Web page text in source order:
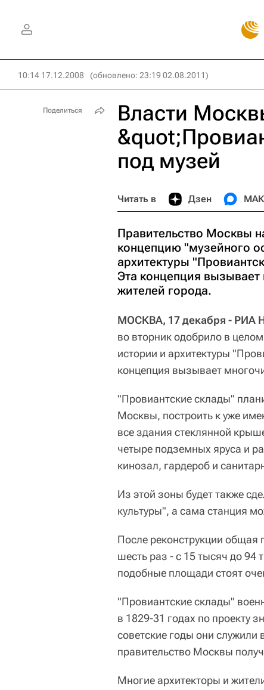
10:14 17.12.2008 (обновлено: 23:19 02.08.2011)
Власти
под музей
Читать в Дзен
Правительство Москвы
концепцию "музейного
архитектуры
Эта концепция
жителей города.
МОСКВА, 17 декабря - РИА
во вторник одобрило в
истории и архитектуры
концепция вызывает
"Провиантские склады"
Москвы, построить к уже
все здания стеклянной
четыре подземных яруса и
кинозал, гардероб и
Из этой зоны будет также
культуры", а сама станция
После реконструкции
шесть раз - с 15 тысяч до
подобные площади стоят
"Провиантские склады"
в 1829-31 годах по проекту
советские годы они
правительство Москвы
Многие архитекторы и
Поделиться